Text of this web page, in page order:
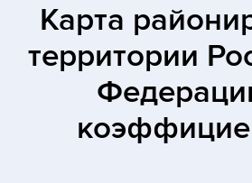
Карта
территории